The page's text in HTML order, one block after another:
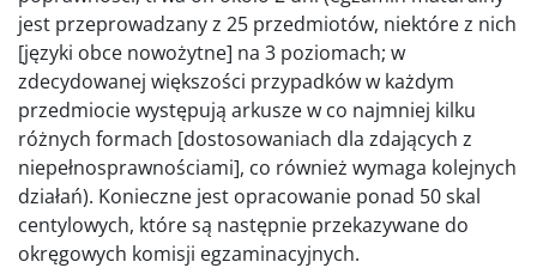
jest przeprowadzany z 25 przedmiotów, niektóre z nich
[języki obce nowożytne] na 3 poziomach; w
zdecydowanej większości przypadków w każdym
przedmiocie występują arkusze w co najmniej kilku
różnych formach [dostosowaniach dla zdających z
niepełnosprawnościami], co również wymaga kolejnych
działań). Konieczne jest opracowanie ponad 50 skal
centylowych, które są następnie przekazywane do
okręgowych komisji egzaminacyjnych.